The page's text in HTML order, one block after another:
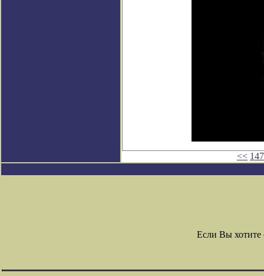
<<
Если Вы хотите